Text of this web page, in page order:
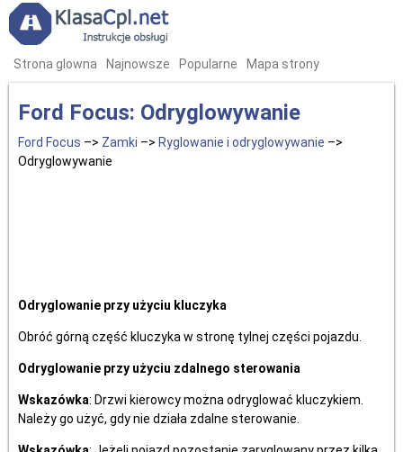
Strona glowna Najnowsze Popularne Mapa strony
Ford Focus: Odryglowywanie
Ford Focus –> Zamki –> Ryglowanie i odryglowywanie –>
Odryglowywanie
Odryglowanie przy użyciu kluczyka
Obróć górną część kluczyka w stronę tylnej części pojazdu.
Odryglowanie przy użyciu zdalnego sterowania
Wskazówka: Drzwi kierowcy można odryglować kluczykiem.
Należy go użyć, gdy nie działa zdalne sterowanie.